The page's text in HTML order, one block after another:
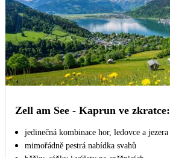
Zell am See - Kaprun ve zkratce:
jedinečná kombinace hor, ledovce a jezera
mimořádně pestrá nabídka svahů